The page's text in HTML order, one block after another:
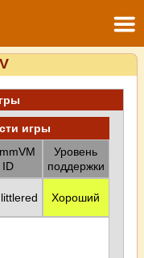
игры
ID
Уровень
поддержки
Хороший